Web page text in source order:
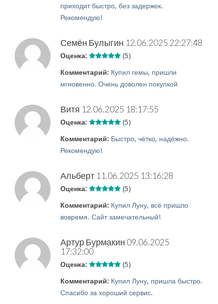
приходит быстро, без задержек.
Рекомендую!
Семён Булыгин 12.06.2025 22:27:48
Оценка: (5)
Комментарий: Купил гемы, пришли
мгновенно. Очень доволен покупкой
Витя 12.06.2025 18:17:55
Оценка: (5)
Комментарий: Быстро, чётко, надёжно.
Рекомендую!
Альберт 11.06.2025 13:16:28
Оценка: (5)
Комментарий: Купил Луну, всё пришло
вовремя. Сайт замечательный!
Артур Бурмакин 09.06.2025
17:32:00
Оценка: (5)
Комментарий: Купил Луну, пришла быстро.
Спасибо за хороший сервис.